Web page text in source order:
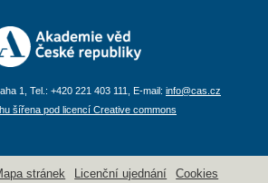
1, Tel.: +420 221 403 111, E-mail: info@cas.cz
šířena pod licencí Creative commons
stránek Licenční ujednání Cookies